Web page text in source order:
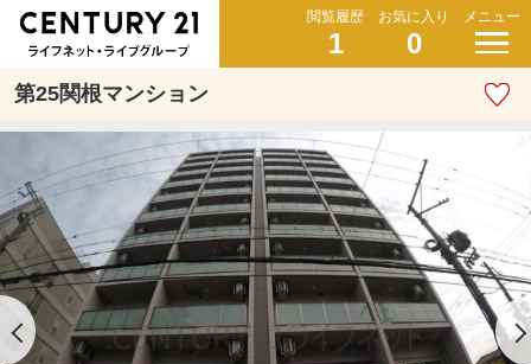
閲覧履歴
1
お気に入り
0
メニュー
第25関根マンション